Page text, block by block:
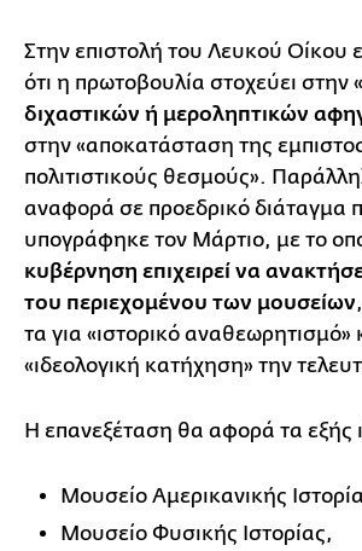
Στην επιστολή του Λευκού Οίκου
ότι η πρωτοβουλία στοχεύει στην «
διχαστικών ή μεροληπτικών
στην «αποκατάσταση της
πολιτιστικούς θεσμούς».
αναφορά σε προεδρικό διάταγμα
υπογράφηκε τον Μάρτιο, με το
κυβέρνηση επιχειρεί να
του περιεχομένου των μουσείων
τα για «ιστορικό αναθεωρητισμό»
«ιδεολογική κατήχηση» την
Η επανεξέταση θα αφορά τα εξής
Μουσείο Αμερικανικής
Μουσείο Φυσικής Ιστορίας,